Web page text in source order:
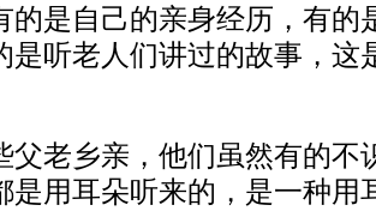
的是自己的亲身经历，有的
是听老人们讲过的故事，这
老乡亲，他们虽然有的不
是用耳朵听来的，是一种用